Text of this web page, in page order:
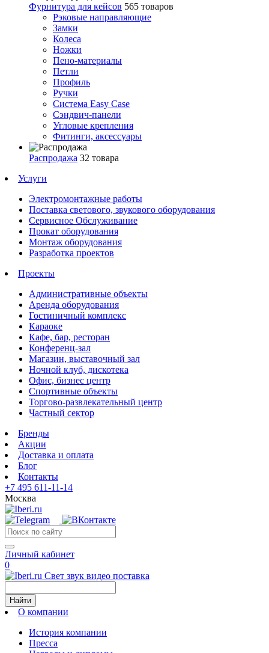
Фурнитура для кейсов 565 товаров
Рэковые направляющие
Замки
Колеса
Ножки
Пено-материалы
Петли
Профиль
Ручки
Система Easy Case
Сэндвич-панели
Угловые крепления
Фитинги, аксессуары
Распродажа 32 товара
Услуги
Электромонтажные работы
Поставка светового, звукового оборудования
Сервисное Обслуживание
Прокат оборудования
Монтаж оборудования
Разработка проектов
Проекты
Административные объекты
Аренда оборудования
Гостиничный комплекс
Караоке
Кафе, бар, ресторан
Конференц-зал
Магазин, выставочный зал
Ночной клуб, дискотека
Офис, бизнес центр
Спортивные объекты
Торгово-развлекательный центр
Частный сектор
Бренды
Акции
Доставка и оплата
Блог
Контакты
+7 495 611-11-14
Москва
Личный кабинет
0
Свет звук видео поставка
Найти
О компании
История компании
Пресса